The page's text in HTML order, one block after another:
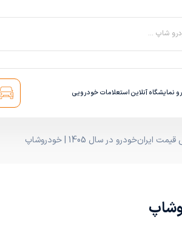
شاپ ...
نمایشگاه آنلایناستعلامات خودرویی
در سال 1405 | خودروشاپ